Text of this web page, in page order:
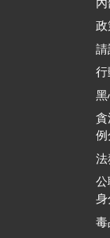
政
請
行
黑
貪
例
法
公
身
毒